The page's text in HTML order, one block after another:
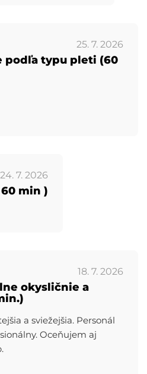
25. 7. 2026
podľa typu pleti (60
24. 7. 2026
min )
18. 7. 2026
okysličnie a
a sviežejšia. Personál
Oceňujem aj